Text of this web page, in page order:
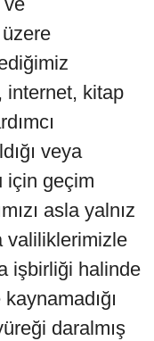
internet, kitap
veya
için geçim
asla yalnız
valiliklerimizle
işbirliği halinde
daralmış